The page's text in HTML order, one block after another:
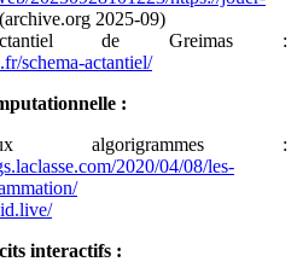
(archive.org 2025-09)
de Greimas :
schema-actantiel/
:
algorigrammes :
2020/04/08/les-
interactifs :